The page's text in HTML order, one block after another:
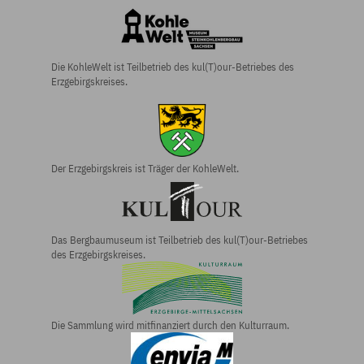
Die KohleWelt ist Teilbetrieb des kul(T)our-Betriebes des
Erzgebirgskreises.
Der Erzgebirgs­kreis ist Träger der KohleWelt.
Das Bergbau­museum ist Teilbetrieb des kul(T)our-Betriebes
des Erzgebirgs­kreises.
Die Sammlung wird mitfinanziert durch den Kulturraum.